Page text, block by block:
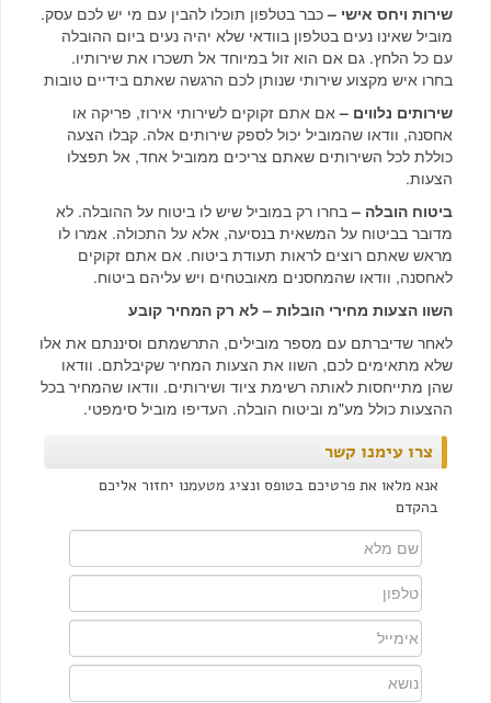
שירות ויחס אישי – כבר בטלפון תוכלו להבין עם מי יש לכם עסק.
מוביל שאינו נעים בטלפון בוודאי שלא יהיה נעים ביום ההובלה
עם כל הלחץ. גם אם הוא זול במיוחד אל תשכרו את שירותיו.
בחרו איש מקצוע שירותי שנותן לכם הרגשה שאתם בידיים טובות
שירותים נלווים – אם אתם זקוקים לשירותי אירוז, פריקה או
אחסנה, וודאו שהמוביל יכול לספק שירותים אלה. קבלו הצעה
כוללת לכל השירותים שאתם צריכים ממוביל אחד, אל תפצלו
הצעות.
ביטוח הובלה – בחרו רק במוביל שיש לו ביטוח על ההובלה. לא
מדובר בביטוח על המשאית בנסיעה, אלא על התכולה. אמרו לו
מראש שאתם רוצים לראות תעודת ביטוח. אם אתם זקוקים
לאחסנה, וודאו שהמחסנים מאובטחים ויש עליהם ביטוח.
השוו הצעות מחירי הובלות – לא רק המחיר קובע
לאחר שדיברתם עם מספר מובילים, התרשמתם וסיננתם את אלו
שלא מתאימים לכם, השוו את הצעות המחיר שקיבלתם. וודאו
שהן מתייחסות לאותה רשימת ציוד ושירותים. וודאו שהמחיר בכל
ההצעות כולל מע"מ וביטוח הובלה. העדיפו מוביל סימפטי.
צרו עימנו קשר
אנא מלאו את פרטיכם בטופס ונציג מטעמנו יחזור אליכם
בהקדם